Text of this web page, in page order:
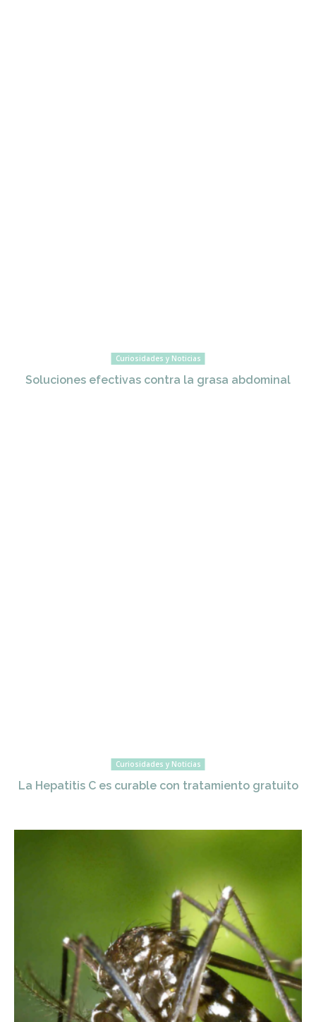
Curiosidades y Noticias
Soluciones efectivas contra la grasa abdominal
Curiosidades y Noticias
La Hepatitis C es curable con tratamiento gratuito